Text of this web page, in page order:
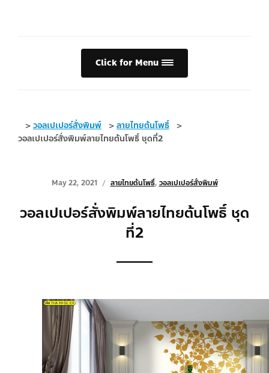
Click for Menu
>วอลเปเปอร์สั่งพิมพ์ >ลายไทยต้นโพธิ์ >
วอลเปเปอร์สั่งพิมพ์ลายไทยต้นโพธิ์ ชุดที่2
May 22, 2021 ลายไทยต้นโพธิ์, วอลเปเปอร์สั่งพิมพ์
วอลเปเปอร์สั่งพิมพ์ลายไทยต้นโพธิ์ ชุด
ที่2